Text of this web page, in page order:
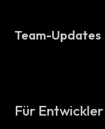
Team-Updates
Für